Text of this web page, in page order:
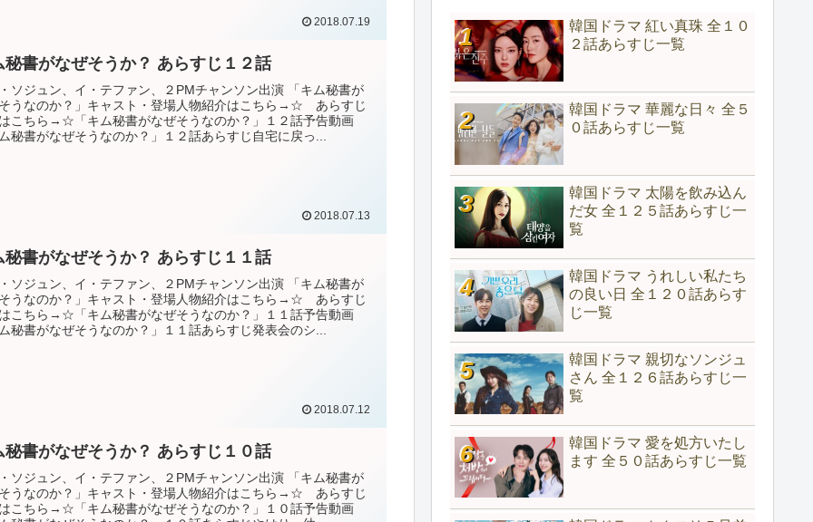
2018.07.19
秘書がなぜそうか？ あらすじ１２話
ソジュン、イ・テファン、２PMチャンソン出演 「キム秘書が
うなのか？」キャスト・登場人物紹介はこちら→☆ あらすじ
こちら→☆「キム秘書がなぜそうなのか？」１２話予告動画
秘書がなぜそうなのか？」１２話あらすじ自宅に戻っ...
2018.07.13
秘書がなぜそうか？ あらすじ１１話
ソジュン、イ・テファン、２PMチャンソン出演 「キム秘書が
うなのか？」キャスト・登場人物紹介はこちら→☆ あらすじ
こちら→☆「キム秘書がなぜそうなのか？」１１話予告動画
秘書がなぜそうなのか？」１１話あらすじ発表会のシ...
2018.07.12
秘書がなぜそうか？ あらすじ１０話
ソジュン、イ・テファン、２PMチャンソン出演 「キム秘書が
うなのか？」キャスト・登場人物紹介はこちら→☆ あらすじ
こちら→☆「キム秘書がなぜそうなのか？」１０話予告動画
韓国ドラマ 紅い真珠 全１０
２話あらすじ一覧
韓国ドラマ 華麗な日々 全５
０話あらすじ一覧
韓国ドラマ 太陽を飲み込ん
だ女 全１２５話あらすじ一
覧
韓国ドラマ うれしい私たち
の良い日 全１２０話あらす
じ一覧
韓国ドラマ 親切なソンジュ
さん 全１２６話あらすじ一
覧
韓国ドラマ 愛を処方いたし
ます 全５０話あらすじ一覧